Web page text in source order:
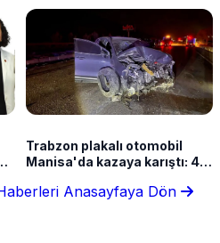
Trabzon plakalı otomobil
Manisa'da kazaya karıştı: 4
Anasayfaya Dön